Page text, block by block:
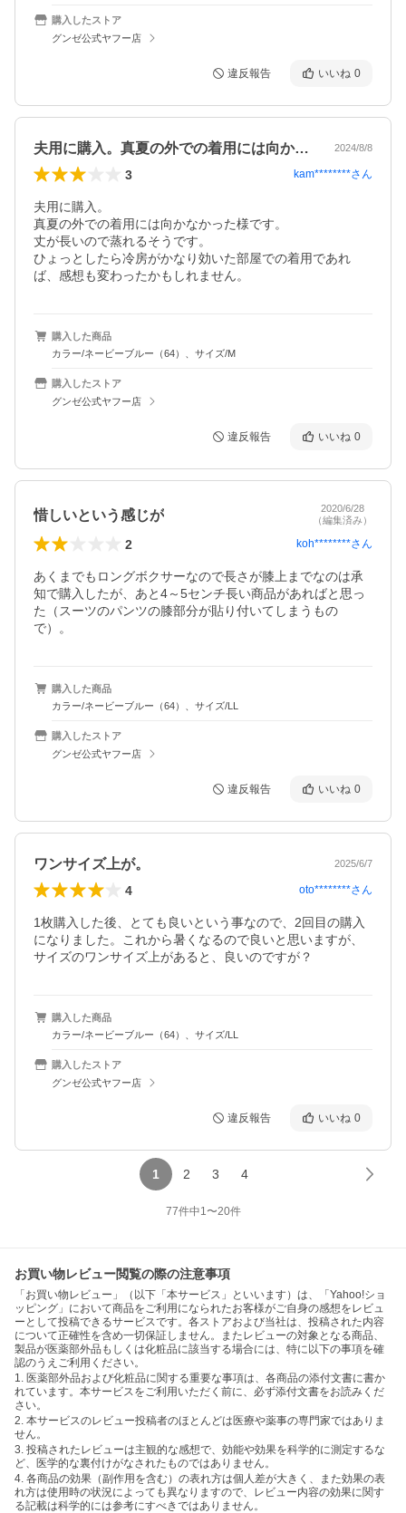
購入したストア
グンゼ公式ヤフー店
違反報告 いいね 0
夫用に購入。真夏の外での着用には向かな… 2024/8/8
3 kam********さん
夫用に購入。
真夏の外での着用には向かなかった様です。
丈が長いので蒸れるそうです。
ひょっとしたら冷房がかなり効いた部屋での着用であれ
ば、感想も変わったかもしれません。
購入した商品
カラー/ネービーブルー（64）、サイズ/M
購入したストア
グンゼ公式ヤフー店
違反報告 いいね 0
惜しいという感じが
2020/6/28
（編集済み）
2 koh********さん
あくまでもロングボクサーなので長さが膝上までなのは承
知で購入したが、あと4～5センチ長い商品があればと思っ
た（スーツのパンツの膝部分が貼り付いてしまうもの
で）。
購入した商品
カラー/ネービーブルー（64）、サイズ/LL
購入したストア
グンゼ公式ヤフー店
違反報告 いいね 0
ワンサイズ上が。 2025/6/7
4 oto********さん
1枚購入した後、とても良いという事なので、2回目の購入
になりました。これから暑くなるので良いと思いますが、
サイズのワンサイズ上があると、良いのですが？
購入した商品
カラー/ネービーブルー（64）、サイズ/LL
購入したストア
グンゼ公式ヤフー店
違反報告 いいね 0
1 2 3 4
77件中1〜20件
お買い物レビュー閲覧の際の注意事項
「お買い物レビュー」（以下「本サービス」といいます）は、「Yahoo!ショ
ッピング」において商品をご利用になられたお客様がご自身の感想をレビュ
ーとして投稿できるサービスです。各ストアおよび当社は、投稿された内容
について正確性を含め一切保証しません。またレビューの対象となる商品、
製品が医薬部外品もしくは化粧品に該当する場合には、特に以下の事項を確
認のうえご利用ください。
1. 医薬部外品および化粧品に関する重要な事項は、各商品の添付文書に書か
れています。本サービスをご利用いただく前に、必ず添付文書をお読みくだ
さい。
2. 本サービスのレビュー投稿者のほとんどは医療や薬事の専門家ではありま
せん。
3. 投稿されたレビューは主観的な感想で、効能や効果を科学的に測定するな
ど、医学的な裏付けがなされたものではありません。
4. 各商品の効果（副作用を含む）の表れ方は個人差が大きく、また効果の表
れ方は使用時の状況によっても異なりますので、レビュー内容の効果に関す
る記載は科学的には参考にすべきではありません。